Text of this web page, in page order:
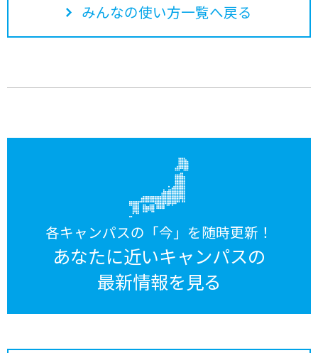
みんなの使い方一覧へ戻る
各キャンパスの「今」を随時更新！
あなたに近いキャンパスの
最新情報を見る